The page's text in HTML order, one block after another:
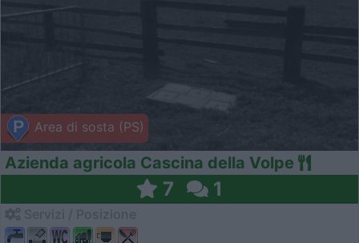
Area di sosta (PS)
Azienda agricola Cascina della Volpe
7 1